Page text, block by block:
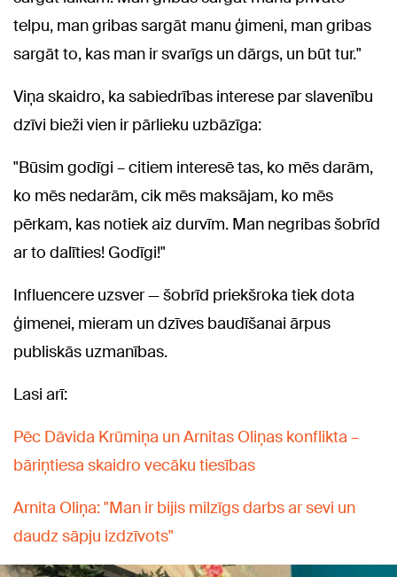
telpu, man gribas sargāt manu ģimeni, man gribas
sargāt to, kas man ir svarīgs un dārgs, un būt tur."
Viņa skaidro, ka sabiedrības interese par slavenību
dzīvi bieži vien ir pārlieku uzbāzīga:
"Būsim godīgi – citiem interesē tas, ko mēs darām,
ko mēs nedarām, cik mēs maksājam, ko mēs
pērkam, kas notiek aiz durvīm. Man negribas šobrīd
ar to dalīties! Godīgi!"
Influencere uzsver — šobrīd priekšroka tiek dota
ģimenei, mieram un dzīves baudīšanai ārpus
publiskās uzmanības.
Lasi arī:
Pēc Dāvida Krūmiņa un Arnitas Oliņas konflikta –
bāriņtiesa skaidro vecāku tiesības
Arnita Oliņa: "Man ir bijis milzīgs darbs ar sevi un
daudz sāpju izdzīvots"